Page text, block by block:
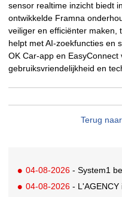
sensor realtime inzicht biedt
ontwikkelde Framna
veiliger en efficiënter maken,
helpt met AI-zoekfuncties en
OK Car-app en EasyConnect
gebruiksvriendelijkheid en
Terug
04-08-2026 - System1 benoemt
04-08-2026 - L'AGENCY is